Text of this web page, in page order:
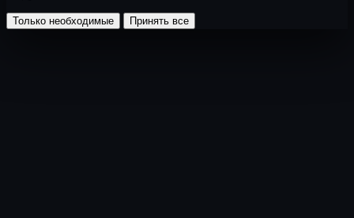
Только необходимые Принять все